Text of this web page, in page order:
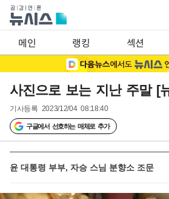
메인 랭킹 섹션
사진으로 보는 지난 주말 [
기사등록 2023/12/04 08:18:40
구글에서 선호하는 매체로 추가
윤 대통령 부부, 자승 스님 분향소 조문